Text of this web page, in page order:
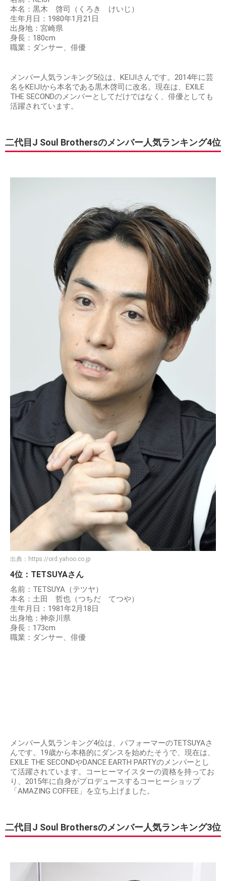
本名：黒木 啓司（くろき けいじ）
生年月日：1980年1月21日
出身地：宮崎県
身長：180cm
職業：ダンサー、俳優
メンバー人気ランキング5位は、KEIJIさんです。2014年に芸
名をKEIJIから本名である黒木啓司に改名。現在は、EXILE
THE SECONDのメンバーとしてだけではなく、俳優としても
活躍されています。
二代目J Soul Brothersのメンバー人気ランキング4位
出典： https://ord.yahoo.co.jp
4位：TETSUYAさん
名前：TETSUYA（テツヤ）
本名：土田 哲也（つちだ てつや）
生年月日：1981年2月18日
出身地：神奈川県
身長：173cm
職業：ダンサー、俳優
メンバー人気ランキング4位は、パフォーマーのTETSUYAさ
んです。19歳から本格的にダンスを始めたそうで、現在は、
EXILE THE SECONDやDANCE EARTH PARTYのメンバーとし
て活躍されています。コーヒーマイスターの資格を持ってお
り、2015年に自身がプロデュースするコーヒーショップ
「AMAZING COFFEE」を立ち上げました。
二代目J Soul Brothersのメンバー人気ランキング3位